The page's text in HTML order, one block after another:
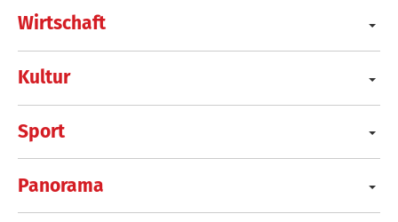
Wirtschaft
Kultur
Sport
Panorama